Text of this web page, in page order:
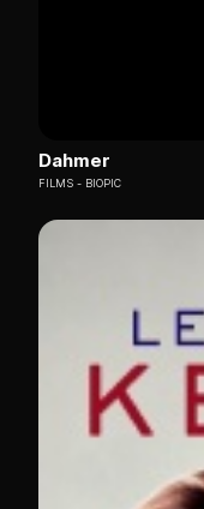
Dahmer
FILMS BIOPIC